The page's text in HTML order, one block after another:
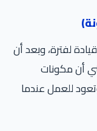
لفترة، وبعد أن
يعني أن مكونات
للعمل عندما